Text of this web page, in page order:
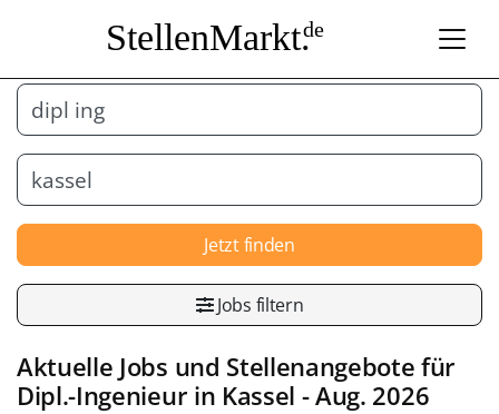
StellenMarkt.de
Jetzt finden
Jobs filtern
Aktuelle Jobs und Stellenangebote für
Dipl.-Ingenieur in Kassel - Aug. 2026